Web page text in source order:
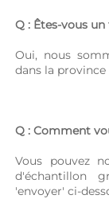
Q : Êtes-vous
Oui, nous
dans la
Q : Comment
Vous pouvez
d'échantillon
'envoyer' ci-